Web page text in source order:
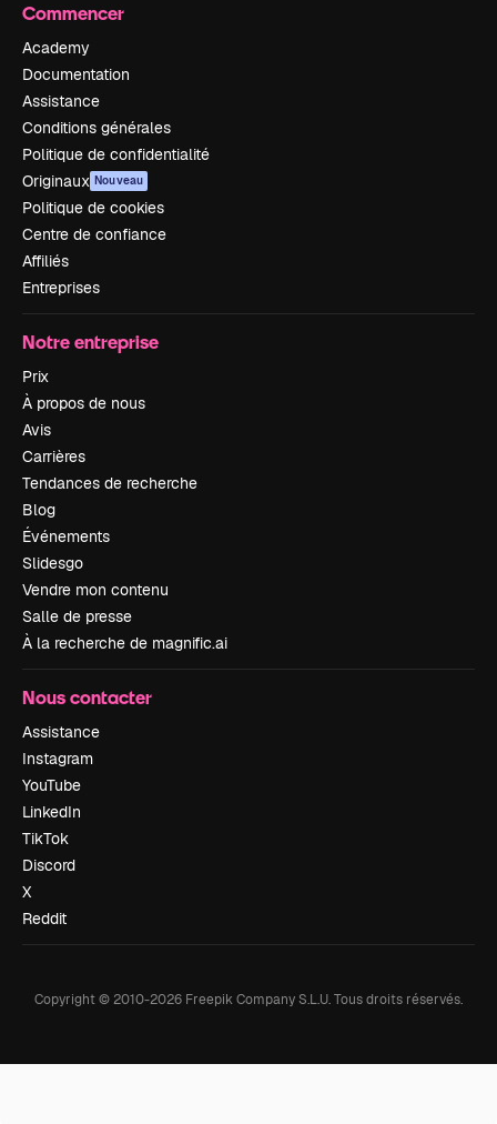
Commencer
Academy
Documentation
Assistance
Conditions générales
Politique de confidentialité
Originaux Nouveau
Politique de cookies
Centre de confiance
Affiliés
Entreprises
Notre entreprise
Prix
À propos de nous
Avis
Carrières
Tendances de recherche
Blog
Événements
Slidesgo
Vendre mon contenu
Salle de presse
À la recherche de magnific.ai
Nous contacter
Assistance
Instagram
YouTube
LinkedIn
TikTok
Discord
X
Reddit
Copyright © 2010-2026 Freepik Company S.L.U.Tous droits réservés.